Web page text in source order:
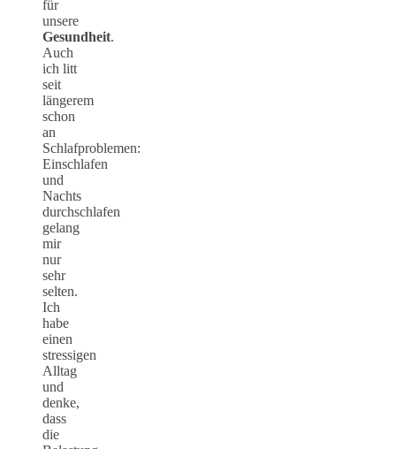
für
unsere
Gesundheit.
Auch
ich litt
seit
längerem
schon
an
Schlafproblemen:
Einschlafen
und
Nachts
durchschlafen
gelang
mir
nur
sehr
selten.
Ich
habe
einen
stressigen
Alltag
und
denke,
dass
die